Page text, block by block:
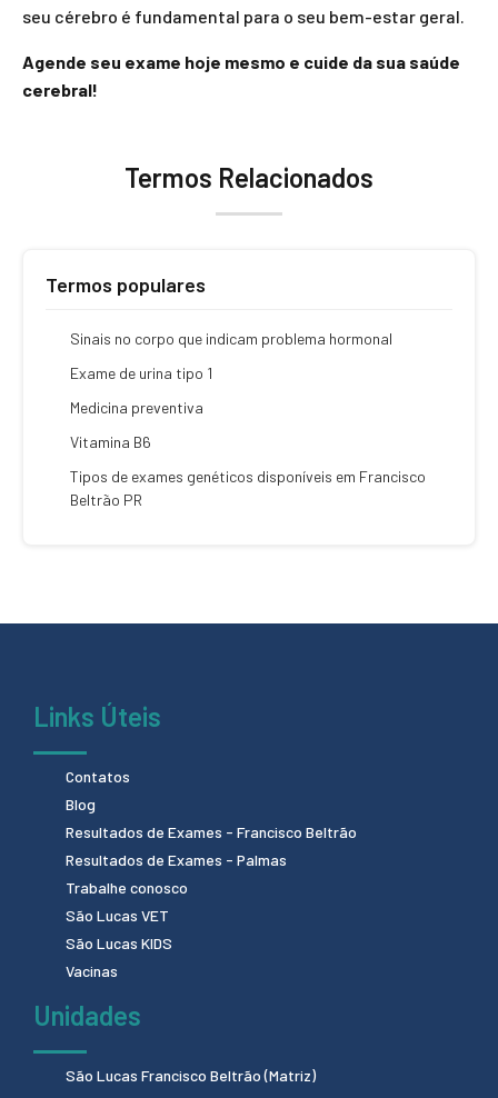
seu cérebro é fundamental para o seu bem-estar geral.
Agende seu exame hoje mesmo e cuide da sua saúde
cerebral!
Termos Relacionados
Termos populares
Sinais no corpo que indicam problema hormonal
Exame de urina tipo 1
Medicina preventiva
Vitamina B6
Tipos de exames genéticos disponíveis em Francisco
Beltrão PR
Links Úteis
Contatos
Blog
Resultados de Exames - Francisco Beltrão
Resultados de Exames - Palmas
Trabalhe conosco
São Lucas VET
São Lucas KIDS
Vacinas
Unidades
São Lucas Francisco Beltrão (Matriz)